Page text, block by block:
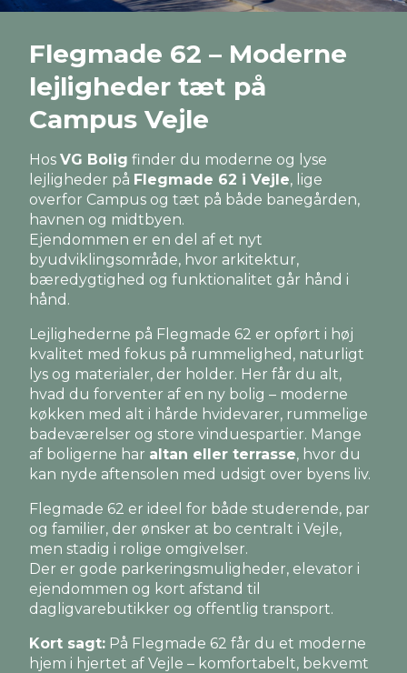
Flegmade 62 – Moderne
lejligheder tæt på
Campus Vejle
Hos VG Bolig finder du moderne og lyse
lejligheder på Flegmade 62 i Vejle, lige
overfor Campus og tæt på både banegården,
havnen og midtbyen.
Ejendommen er en del af et nyt
byudviklingsområde, hvor arkitektur,
bæredygtighed og funktionalitet går hånd i
hånd.
Lejlighederne på Flegmade 62 er opført i høj
kvalitet med fokus på rummelighed, naturligt
lys og materialer, der holder. Her får du alt,
hvad du forventer af en ny bolig – moderne
køkken med alt i hårde hvidevarer, rummelige
badeværelser og store vinduespartier. Mange
af boligerne har altan eller terrasse, hvor du
kan nyde aftensolen med udsigt over byens liv.
Flegmade 62 er ideel for både studerende, par
og familier, der ønsker at bo centralt i Vejle,
men stadig i rolige omgivelser.
Der er gode parkeringsmuligheder, elevator i
ejendommen og kort afstand til
dagligvarebutikker og offentlig transport.
Kort sagt: På Flegmade 62 får du et moderne
hjem i hjertet af Vejle – komfortabelt, bekvemt